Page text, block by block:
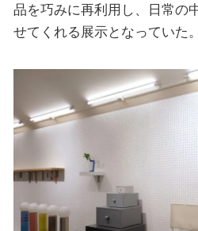
品を巧みに再利用し、日常の
せてくれる展示となっていた。